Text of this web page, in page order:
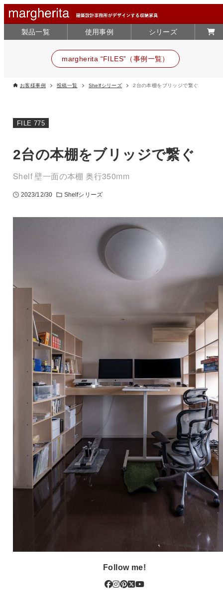
製品一覧 使用事例 シリーズ
margherita “FILES”（事例一覧）
お客様事例 投稿一覧 Shelfシリーズ 2台の本棚をブリッジで繋ぐ
FILE 775
2台の本棚をブリッジで繋ぐ
Shelf 壁一面の本棚 奥行350mm
2023/12/30 Shelfシリーズ
Follow me!